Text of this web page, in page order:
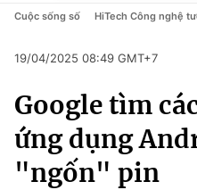
Chính trị
Xã hội
Chính trị
Pháp luật
Thể thao
Truyền hình
Văn hóa - Giải trí
Y tế
Cuộc sống số HiTech Công nghệ
19/04/2025 08:49 GMT+7
Google tìm
ứng dụng
"ngốn" pin